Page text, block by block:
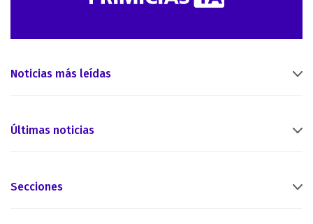
Noticias más leídas
Últimas noticias
Secciones